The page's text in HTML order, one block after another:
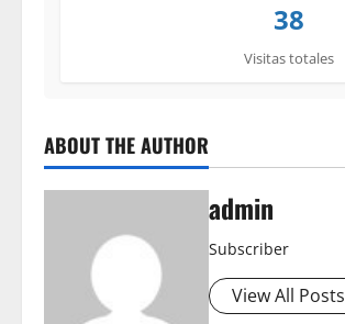
38
Visitas totales
ABOUT THE AUTHOR
admin
Subscriber
View All Posts